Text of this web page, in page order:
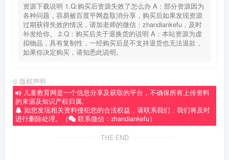
资源下载说明 1.Q:购买后资源失效了怎么办 A：部分资源因为
各种问题，容易被百度平网盘取消分享，购买后如果发现资源
过期获得失效的情况，请加老师的微信：zhandiankefu，及时
补发给你。 2.Q：购买后关于退换货的说明 A：本站资源为虚
拟物品，具有复制性，一经购买后是不支持退货也无法退款，
如果你决定购买，请知悉此说明。
© 版权声明
儿童教育网是一个信息分享及获取的平台，不确保所有上传资料
的来源及知识产权归属。
如您发现相关资料侵犯您的合法权益，请联系我们，我们将及时
进行删除处理。（
联系微信：zhandiankefu）
THE END